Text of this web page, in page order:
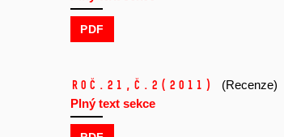
PDF
Roč.21, č.2 (2011)
(Recenze)
Plný text sekce